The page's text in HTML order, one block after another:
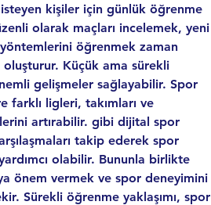
kişiler için günlük öğrenme
olarak maçları incelemek, yeni
öğrenmek zaman
oluşturur. Küçük ama sürekli
gelişmeler sağlayabilir. Spor
farklı ligleri, takımları ve
artırabilir. gibi dijital spor
takip ederek spor
olabilir. Bununla birlikte
önem vermek ve spor deneyimini
Sürekli öğrenme yaklaşımı, spor